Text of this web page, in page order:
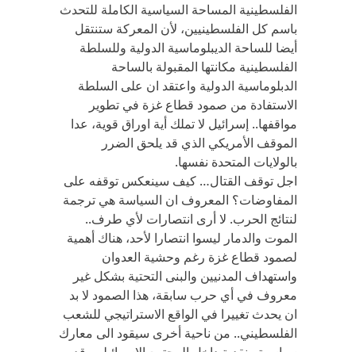
الفلسطينية المساحة السياسية الكاملة للتحدث
باسم كل الفلسطينيين، لأن المعركة ستنتقل
أيضا للساحة الديبلوماسية الدولية وللسلطة
الفلسطينية مكانتها المقبولة بالساحة
الدبلوماسية الدولية واعتقد ان على السلطة
الاستفادة من صمود قطاع غزة في تطوير
مواقفها.. إسرائيل لا تملك أية اوراق قوية، عدا
الموقف الأمريكي الذي قد يلحق الضرر
بالولايات المتحدة نفسها.
اجل توقف القتال… كيف سينعكس توقفه على
المفاوضات؟ المعروف ان السياسة هي ترجمة
لنتائج الحرب. لا أرى انتصارات لأي طرف..
الموت والدمار ليسوا انتصارا لأحد، هناك أهمية
لصمود قطاع غزة رغم وحشية العدوان
واستهداف المدنيين والبنى التحتية بشكل غير
معروف في أي حرب سابقة، هذا الصمود لا بد
ان يحدث تغييرا في الواقع الاستراتيجي للشعب
الفلسطيني.. من ناحية أخرى سيقود الى معارك